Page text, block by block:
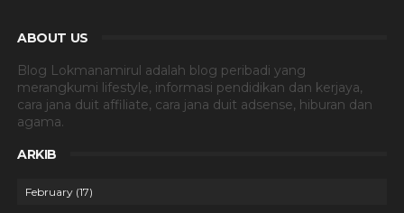
ABOUT US
Blog Lokmanamirul adalah blog peribadi yang
merangkumi lifestyle, informasi pendidikan dan kerjaya,
cara jana duit affiliate, cara jana duit adsense, hiburan dan
agama.
ARKIB